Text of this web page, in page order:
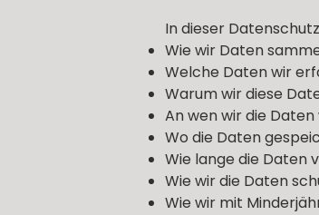
In dieser
Wie wir Daten
Welche Daten wir
Warum wir diese
An wen wir die
Wo die Daten
Wie lange die Daten
Wie wir die Daten
Wie wir mit